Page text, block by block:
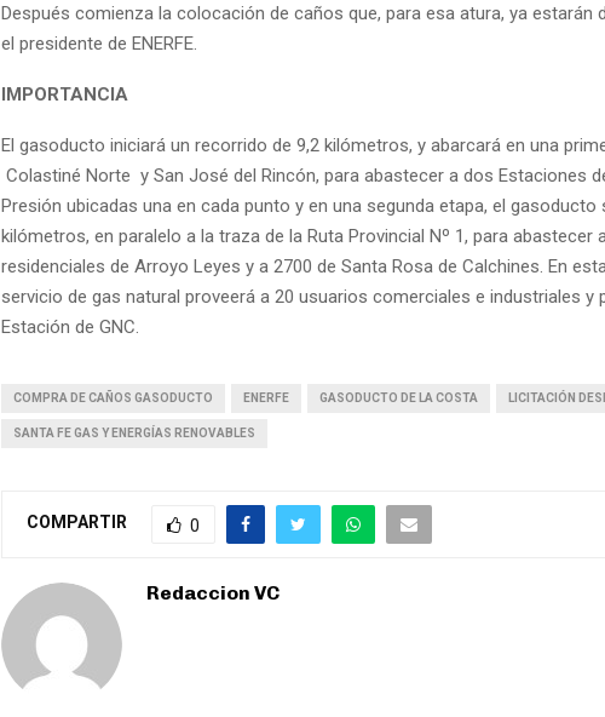
Después comienza la colocación de caños que, para esa atura, ya estarán
el presidente de ENERFE.
IMPORTANCIA
El gasoducto iniciará un recorrido de 9,2 kilómetros, y abarcará en una
Colastiné Norte y San José del Rincón, para abastecer a dos Estaciones
Presión ubicadas una en cada punto y en una segunda etapa, el gasoducto
kilómetros, en paralelo a la traza de la Ruta Provincial Nº 1, para abastecer
residenciales de Arroyo Leyes y a 2700 de Santa Rosa de Calchines. En
servicio de gas natural proveerá a 20 usuarios comerciales e industriales y
Estación de GNC.
COMPRA DE CAÑOS GASODUCTO ENERFE GASODUCTO DE LA COSTA LICITACIÓN
SANTA FE GAS Y ENERGÍAS RENOVABLES
COMPARTIR 0
Redaccion VC